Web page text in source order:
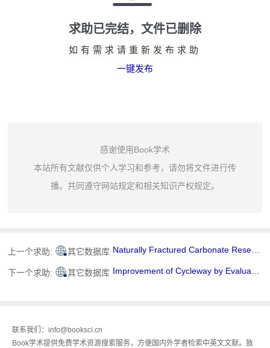
求助已完结，文件已删除
如有需求请重新发布求助
一键发布
感谢使用Book学术
本站所有文献仅供个人学习和参考，请勿将文件进行传
播。共同遵守网站规定和相关知识产权规定。
上一个求助: 其它数据库 Naturally Fractured Carbonate Reservoir Characterization: A Case Study of a Mature High-Pour Point Oil Field in Hungary
下一个求助: 其它数据库 Improvement of Cycleway by Evaluating Road Environment and Estimating Bicycle Traffic Volume
联系我们：info@booksci.cn
Book学术提供免费学术资源搜索服务，方便国内外学者检索中英文文献。致